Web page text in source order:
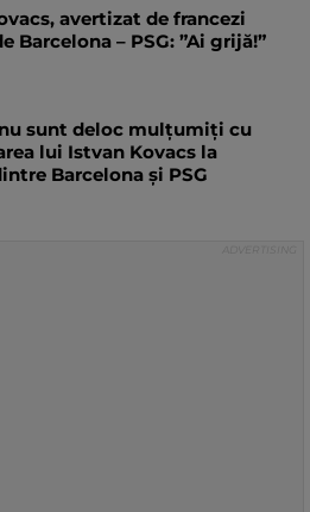
avertizat de francezi
Barcelona – PSG: ”Ai grijă!”
sunt deloc mulțumiți cu
lui Istvan Kovacs la
Barcelona și PSG